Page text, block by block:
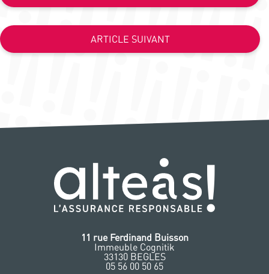
ARTICLE SUIVANT
11 rue Ferdinand Buisson
Immeuble Cognitik
33130 BEGLES
‭05 56 00 50 65